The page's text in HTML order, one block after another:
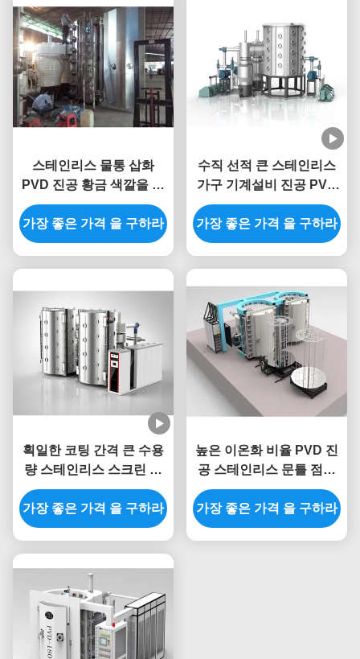
스테인리스 물통 삽화
PVD 진공 황금 색깔을 위
한 티타늄 질화물 코팅 기
계
가장 좋은 가격 을 구하라
수직 선적 큰 스테인리스
가구 기계설비 진공 PVD
금 도금 기계
가장 좋은 가격 을 구하라
획일한 코팅 간격 큰 수용
량 스테인리스 스크린 금
PVD 진공 티타늄 질화물
코팅 기계
가장 좋은 가격 을 구하라
높은 이온화 비율 PVD 진
공 스테인리스 문틀 점화
기계설비를 위한 티타늄
질화물 코팅 기계
가장 좋은 가격 을 구하라